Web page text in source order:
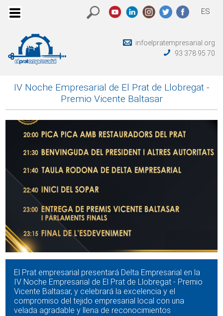
ES
infoelpratempresarial.org
93 378 95 70
IV Noche Empresarial de El Prat de Llobregat -
Premio Vicente Baltasar
El Prat empresarial presentará Delta Empresarial en la
IV Noche Empresarial de El Prat de Llobregat - Premio
Vicente Baltasar, y celebrará la excelencia y el
compromiso del tejido empresarial local con una
velada agradable y llena de reconocimientos